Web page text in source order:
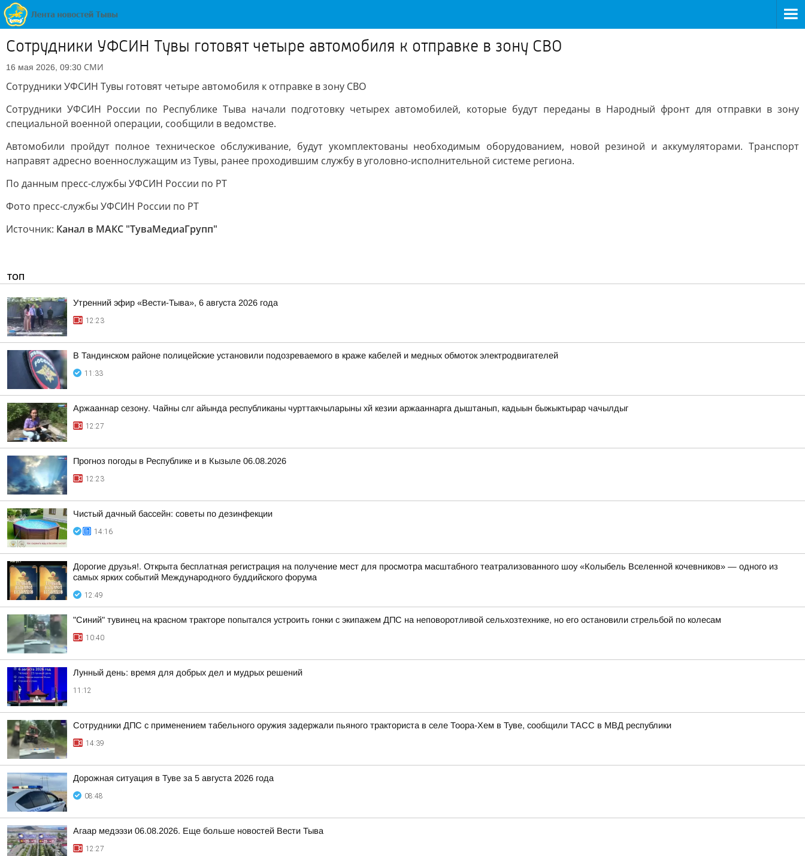
Сотрудники УФСИН Тувы готовят четыре автомобиля к отправке в зону СВО
16 мая 2026, 09:30 СМИ
Сотрудники УФСИН Тувы готовят четыре автомобиля к отправке в зону СВО
Сотрудники УФСИН России по Республике Тыва начали подготовку четырех автомобилей, которые будут переданы в Народный фронт для отправки в зону
специальной военной операции, сообщили в ведомстве.
Автомобили пройдут полное техническое обслуживание, будут укомплектованы необходимым оборудованием, новой резиной и аккумуляторами. Транспорт
направят адресно военнослужащим из Тувы, ранее проходившим службу в уголовно-исполнительной системе региона.
По данным пресс-службы УФСИН России по РТ
Фото пресс-службы УФСИН России по РТ
Источник: Канал в МАКС "ТуваМедиаГрупп"
ТОП
Утренний эфир «Вести-Тыва», 6 августа 2026 года
12:23
В Тандинском районе полицейские установили подозреваемого в краже кабелей и медных обмоток электродвигателей
11:33
Аржааннар сезону. Чайны слг айында республиканы чурттакчыларыны хй кезии аржааннарга дыштанып, кадыын быжыктырар чачылдыг
12:27
Прогноз погоды в Республике и в Кызыле 06.08.2026
12:23
Чистый дачный бассейн: советы по дезинфекции
14:16
Дорогие друзья!. Открыта бесплатная регистрация на получение мест для просмотра масштабного театрализованного шоу «Колыбель Вселенной кочевников» — одного из
самых ярких событий Международного буддийского форума
12:49
"Синий" тувинец на красном тракторе попытался устроить гонки с экипажем ДПС на неповоротливой сельхозтехнике, но его остановили стрельбой по колесам
10:40
Лунный день: время для добрых дел и мудрых решений
11:12
Сотрудники ДПС с применением табельного оружия задержали пьяного тракториста в селе Тоора-Хем в Туве, сообщили ТАСС в МВД республики
14:39
Дорожная ситуация в Туве за 5 августа 2026 года
08:48
Агаар медээзи 06.08.2026. Еще больше новостей Вести Тыва
12:27